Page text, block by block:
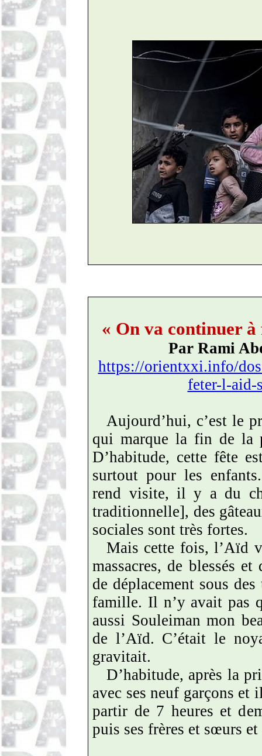
« On va continuer
Par Rami
https://orientxxi.info/
feter-l-aid-
Aujourd’hui, c’est le
qui marque la fin de la
D’habitude, cette fête
surtout pour les
rend visite, il y a du
traditionnelle], des
sociales sont très fortes.
Mais cette fois, l’Aïd
massacres, de blessés
de déplacement sous
famille. Il n’y avait pas
aussi Souleiman mon
de l’Aïd. C’était le
gravitait.
D’habitude, après la
avec ses neuf garçons
partir de 7 heures et
puis ses frères et sœurs